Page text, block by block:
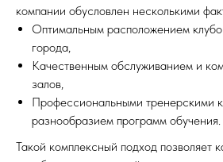
компании обусловлен несколькими
Оптимальным расположением
города,
Качественным обслуживанием и
залов,
Профессиональными тренерскими
разнообразием программ обучения.
Такой комплексный подход позволяет